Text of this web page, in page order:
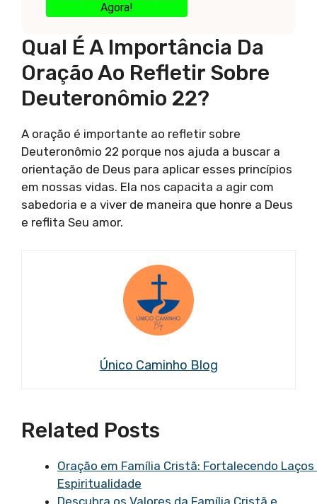
Agora!
Qual É A Importância Da
Oração Ao Refletir Sobre
Deuteronômio 22?
A oração é importante ao refletir sobre
Deuteronômio 22 porque nos ajuda a buscar a
orientação de Deus para aplicar esses princípios
em nossas vidas. Ela nos capacita a agir com
sabedoria e a viver de maneira que honre a Deus
e reflita Seu amor.
Único Caminho Blog
Related Posts
Oração em Família Cristã: Fortalecendo Laços
Espiritualidade
Descubra os Valores da Família Cristã e